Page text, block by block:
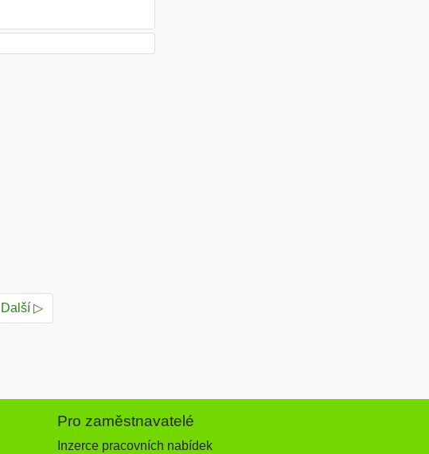
Další ▷
Pro zaměstnavatelé
Inzerce pracovních nabídek